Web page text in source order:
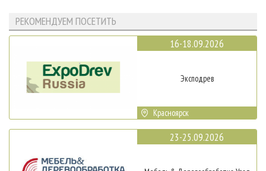
РЕКОМЕНДУЕМ ПОСЕТИТЬ
16-18.09.2026
Эксподрев
Красноярск
23-25.09.2026